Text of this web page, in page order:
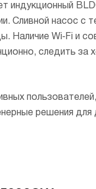
индукционный
Сливной насос с
Наличие Wi‑Fi и
следить
решения для